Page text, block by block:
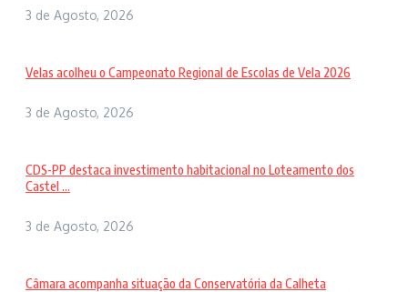
3 de Agosto, 2026
Velas acolheu o Campeonato Regional de Escolas de Vela 2026
3 de Agosto, 2026
CDS-PP destaca investimento habitacional no Loteamento dos
Castel ...
3 de Agosto, 2026
Câmara acompanha situação da Conservatória da Calheta